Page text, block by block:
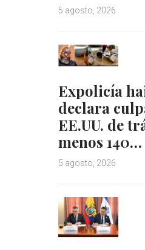
5 agosto, 2026
Expolicía
declara
EE.UU. de
menos 140…
5 agosto, 2026